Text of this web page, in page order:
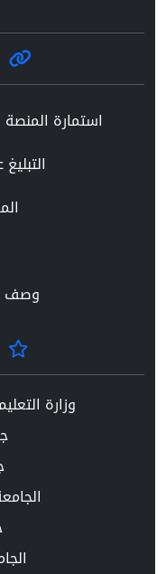
استمارة المنصة
وصف
وزارة